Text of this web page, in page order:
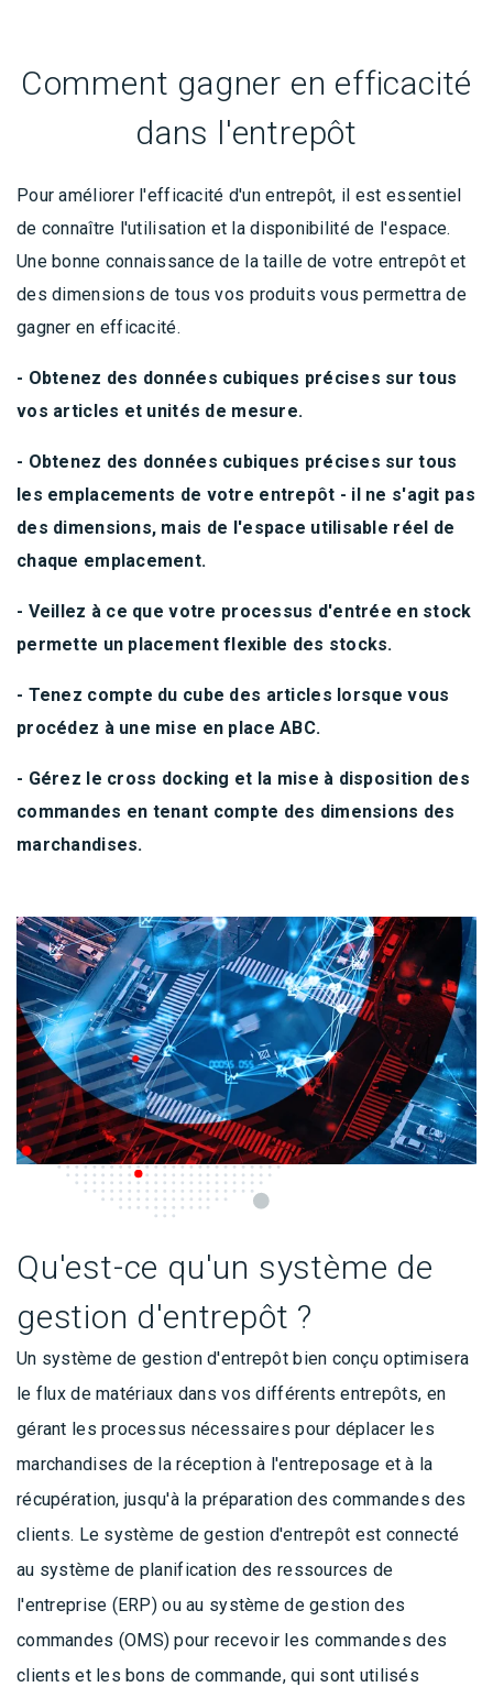
Comment gagner en efficacité
dans l'entrepôt
Pour améliorer l'efficacité d'un entrepôt, il est essentiel
de connaître l'utilisation et la disponibilité de l'espace.
Une bonne connaissance de la taille de votre entrepôt et
des dimensions de tous vos produits vous permettra de
gagner en efficacité.
- Obtenez des données cubiques précises sur tous
vos articles et unités de mesure.
- Obtenez des données cubiques précises sur tous
les emplacements de votre entrepôt - il ne s'agit pas
des dimensions, mais de l'espace utilisable réel de
chaque emplacement.
- Veillez à ce que votre processus d'entrée en stock
permette un placement flexible des stocks.
- Tenez compte du cube des articles lorsque vous
procédez à une mise en place ABC.
- Gérez le cross docking et la mise à disposition des
commandes en tenant compte des dimensions des
marchandises.
Qu'est-ce qu'un système de
gestion d'entrepôt ?
Un système de gestion d'entrepôt bien conçu optimisera
le flux de matériaux dans vos différents entrepôts, en
gérant les processus nécessaires pour déplacer les
marchandises de la réception à l'entreposage et à la
récupération, jusqu'à la préparation des commandes des
clients. Le système de gestion d'entrepôt est connecté
au système de planification des ressources de
l'entreprise (ERP) ou au système de gestion des
commandes (OMS) pour recevoir les commandes des
clients et les bons de commande, qui sont utilisés